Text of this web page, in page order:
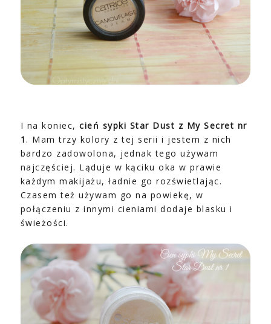
I na koniec,cień sypki Star Dust z My Secret nr
1 . Mam trzy kolory z tej serii i jestem z nich
bardzo zadowolona, jednak tego używam
najczęściej. Ląduje w kąciku oka w prawie
każdym makijażu, ładnie go rozświetlając.
Czasem też używam go na powiekę, w
połączeniu z innymi cieniami dodaje blasku i
świeżości.